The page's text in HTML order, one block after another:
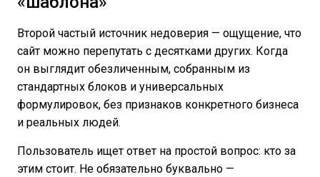
Второй частый источник недоверия — ощущение, что
сайт можно перепутать с десятками других. Когда
он выглядит обезличенным, собранным из
стандартных блоков и универсальных
формулировок, без признаков конкретного бизнеса
и реальных людей.
Пользователь ищет ответ на простой вопрос: кто за
этим стоит. Не обязательно буквально —